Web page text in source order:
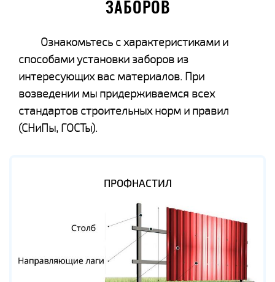
ЗАБОРОВ
Ознакомьтесь с характеристиками и
способами установки заборов из
интересующих вас материалов. При
возведении мы придерживаемся всех
стандартов строительных норм и правил
(СНиПы, ГОСТы).
ПРОФНАСТИЛ